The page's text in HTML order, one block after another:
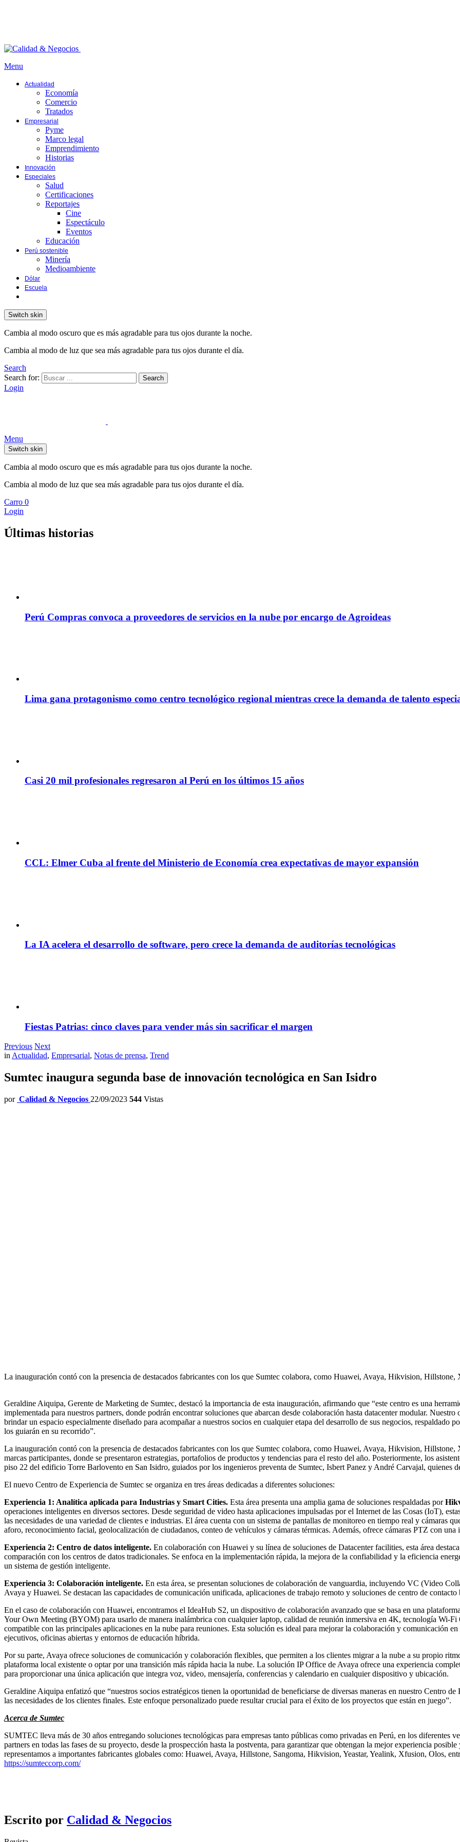
Menu
Actualidad
Economía
Comercio
Tratados
Empresarial
Pyme
Marco legal
Emprendimiento
Historias
Innovación
Especiales
Salud
Certificaciones
Reportajes
Cine
Espectáculo
Eventos
Educación
Perú sostenible
Minería
Medioambiente
Dólar
Escuela
Switch skin
Cambia al modo oscuro que es más agradable para tus ojos durante la noche.
Cambia al modo de luz que sea más agradable para tus ojos durante el día.
Search
Search for:
Search
Login
Menu
Switch skin
Cambia al modo oscuro que es más agradable para tus ojos durante la noche.
Cambia al modo de luz que sea más agradable para tus ojos durante el día.
Carro 0
Login
Últimas historias
Perú Compras convoca a proveedores de servicios en la nube por encargo de Agroideas
Lima gana protagonismo como centro tecnológico regional mientras crece la demanda de talento
Casi 20 mil profesionales regresaron al Perú en los últimos 15 años
CCL: Elmer Cuba al frente del Ministerio de Economía crea expectativas de mayor expansión
La IA acelera el desarrollo de software, pero crece la demanda de auditorías tecnológicas
Fiestas Patrias: cinco claves para vender más sin sacrificar el margen
Previous Next
inActualidad, Empresarial, Notas de prensa, Trend
Sumtec inaugura segunda base de innovación tecnológica en San Isidro
por Calidad & Negocios 22/09/2023 544 Vistas
La inauguración contó con la presencia de destacados fabricantes con los que Sumtec colabora, como Huawei, Avaya, Hikvision,
Geraldine Aiquipa, Gerente de Marketing de Sumtec, destacó la importancia de esta inauguración, afirmando que “este centro es una
implementada para nuestros partners, donde podrán encontrar soluciones que abarcan desde colaboración hasta datacenter modular.
brindar un espacio especialmente diseñado para acompañar a nuestros socios en cualquier etapa del desarrollo de sus negocios, respaldado
los guiarán en su recorrido”.
La inauguración contó con la presencia de destacados fabricantes con los que Sumtec colabora, como Huawei, Avaya, Hikvision,
marcas participantes, donde se presentaron estrategias, portafolios de productos y tendencias para el resto del año. Posteriormente, los
piso 22 del edificio Torre Barlovento en San Isidro, guiados por los ingenieros preventa de Sumtec, Isbert Panez y André Carvajal, quienes
El nuevo Centro de Experiencia de Sumtec se organiza en tres áreas dedicadas a diferentes soluciones:
Experiencia 1: Analítica aplicada para Industrias y Smart Cities. Esta área presenta una amplia gama de soluciones respaldadas por
operaciones inteligentes en diversos sectores. Desde seguridad de video hasta aplicaciones impulsadas por el Internet de las Cosas (IoT),
las necesidades de una variedad de clientes e industrias. El área cuenta con un sistema de pantallas de monitoreo en tiempo real y cámaras
aforo, reconocimiento facial, geolocalización de ciudadanos, conteo de vehículos y cámaras térmicas. Además, ofrece cámaras PTZ con
Experiencia 2: Centro de datos inteligente. En colaboración con Huawei y su línea de soluciones de Datacenter facilities, esta área
comparación con los centros de datos tradicionales. Se enfoca en la implementación rápida, la mejora de la confiabilidad y la eficiencia
un sistema de gestión inteligente.
Experiencia 3: Colaboración inteligente. En esta área, se presentan soluciones de colaboración de vanguardia, incluyendo VC (Video
Avaya y Huawei. Se destacan las capacidades de comunicación unificada, aplicaciones de trabajo remoto y soluciones de centro de contacto
En el caso de colaboración con Huawei, encontramos el IdeaHub S2, un dispositivo de colaboración avanzado que se basa en una
Your Own Meeting (BYOM) para usarlo de manera inalámbrica con cualquier laptop, calidad de reunión inmersiva en 4K, tecnología Wi-Fi
compatible con las principales aplicaciones en la nube para reuniones. Esta solución es ideal para mejorar la colaboración y comunicación
ejecutivos, oficinas abiertas y entornos de educación híbrida.
Por su parte, Avaya ofrece soluciones de comunicación y colaboración flexibles, que permiten a los clientes migrar a la nube a su propio
plataforma local existente o optar por una transición más rápida hacia la nube. La solución IP Office de Avaya ofrece una experiencia
para proporcionar una única aplicación que integra voz, video, mensajería, conferencias y calendario en cualquier dispositivo y ubicación.
Geraldine Aiquipa enfatizó que “nuestros socios estratégicos tienen la oportunidad de beneficiarse de diversas maneras en nuestro Centro
las necesidades de los clientes finales. Este enfoque personalizado puede resultar crucial para el éxito de los proyectos que están en juego”.
Acerca de Sumtec
SUMTEC lleva más de 30 años entregando soluciones tecnológicas para empresas tanto públicas como privadas en Perú, en los diferentes
partners en todas las fases de su proyecto, desde la prospección hasta la postventa, para garantizar que obtengan la mejor experiencia
representamos a importantes fabricantes globales como: Huawei, Avaya, Hillstone, Sangoma, Hikvision, Yeastar, Yealink, Xfusion, Olos,
https://sumteccorp.com/
Escrito por Calidad & Negocios